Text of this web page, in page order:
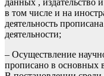
данных , издательство
в том числе и на
деятельность
деятельности;
– Осуществление
прописано в основных